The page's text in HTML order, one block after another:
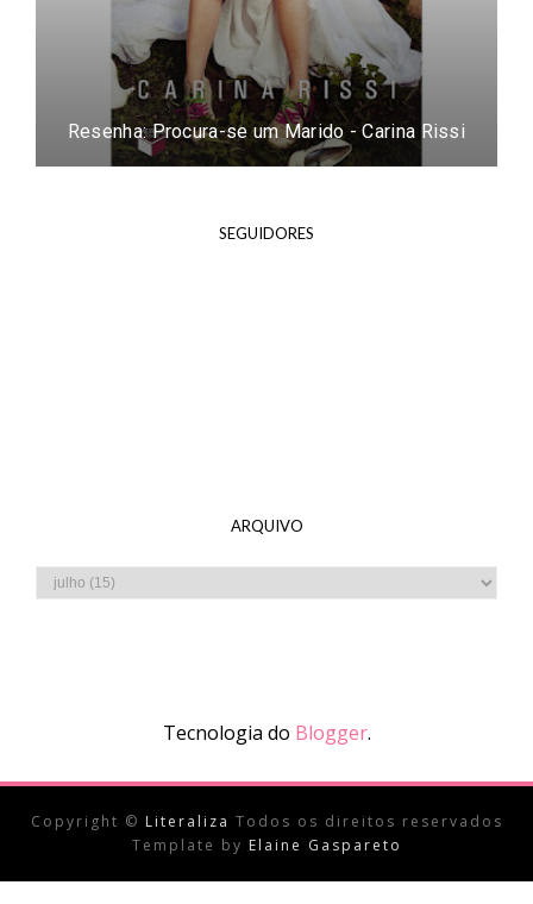
Resenha: Procura-se um Marido - Carina Rissi
SEGUIDORES
ARQUIVO
Tecnologia do Blogger.
Copyright © Literaliza Todos os direitos reservados
Template by Elaine Gaspareto